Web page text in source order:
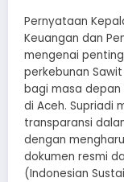
Pernyataan
Keuangan dan
mengenai
perkebunan
bagi masa depan
di Aceh. Supriadi
transparansi
dengan
dokumen resmi
(Indonesian